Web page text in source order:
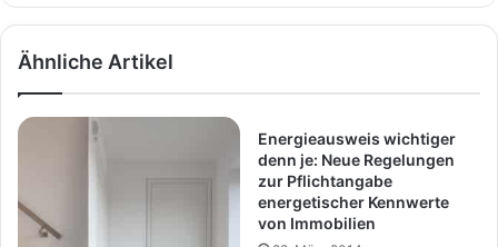
Ähnliche Artikel
Energieausweis wichtiger
denn je: Neue Regelungen
zur Pflichtangabe
energetischer Kennwerte
von Immobilien